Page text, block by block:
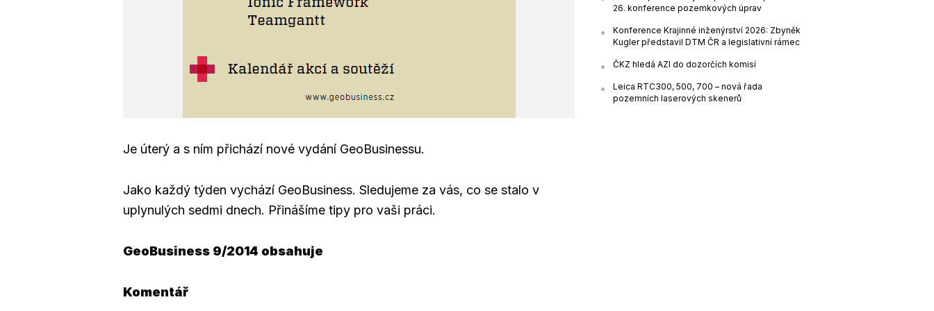
Je úterý a s ním přichází nové vydání GeoBusinessu.
Jako každý týden vychází GeoBusiness. Sledujeme za vás, co se stalo v
uplynulých sedmi dnech. Přinášíme tipy pro vaši práci.
GeoBusiness 9/2014 obsahuje
Komentář
26. konference pozemkových úprav
Konference Krajinné inženýrství 2026: Zbyněk
Kugler představil DTM ČR a legislativní rámec
ČKZ hledá AZI do dozorčích komisí
Leica RTC300, 500, 700 – nová řada
pozemních laserových skenerů